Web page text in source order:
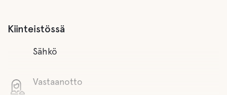
Kiinteistössä
Sähkö
Vastaanotto